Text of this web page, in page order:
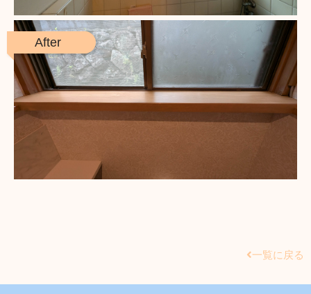
一覧に戻る